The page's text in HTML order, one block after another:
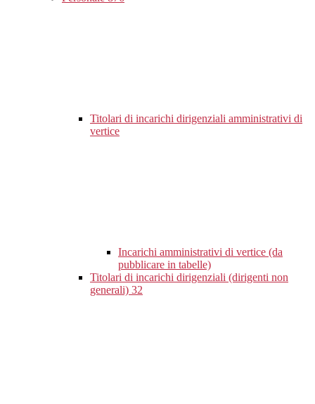
Titolari di incarichi dirigenziali amministrativi di
vertice
Incarichi amministrativi di vertice (da
pubblicare in tabelle)
Titolari di incarichi dirigenziali (dirigenti non
generali) 32